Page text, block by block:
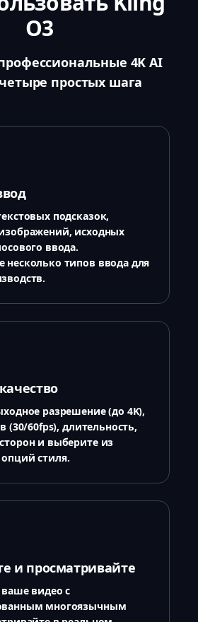
O3
4K AI
простых шага
подсказок,
исходных
ввода.
несколько типов ввода для
разрешение (до 4K),
(30/60fps), длительность,
и выберите из
стиля.
и просматривайте
ваше видео с
многоязычным